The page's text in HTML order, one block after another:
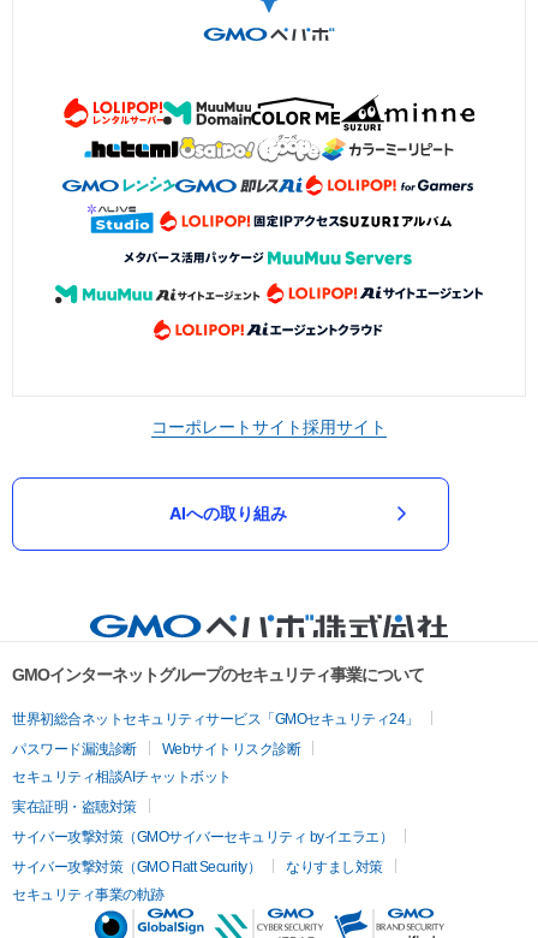
コーポレートサイト採用サイト
AIへの取り組み
GMOインターネットグループのセキュリティ事業について
世界初総合ネットセキュリティサービス「GMOセキュリティ24」
パスワード漏洩診断
Webサイトリスク診断
セキュリティ相談AIチャットボット
実在証明・盗聴対策
サイバー攻撃対策（GMOサイバーセキュリティ byイエラエ）
サイバー攻撃対策（GMO Flatt Security）
なりすまし対策
セキュリティ事業の軌跡